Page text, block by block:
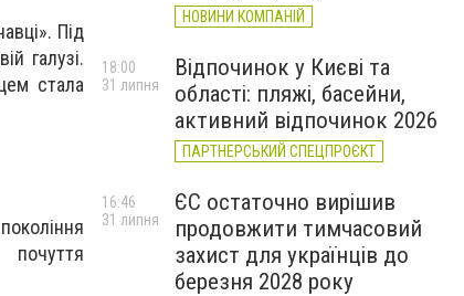
Під
галузі.
стала
НОВИНИ КОМПАНІЙ
Відпочинок у Києві та
області: пляжі, басейни,
активний відпочинок 2026
ПАРТНЕРСЬКИЙ СПЕЦПРОЄКТ
18:00
31 липня
ЄС остаточно вирішив
продовжити тимчасовий
захист для українців до
березня 2028 року
16:46
31 липня